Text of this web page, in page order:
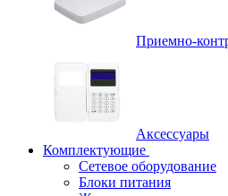
Приемно-
Аксессуары
Комплектующие
Сетевое оборудование
Блоки питания